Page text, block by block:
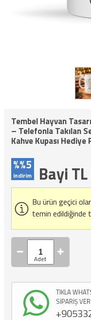
Tembel Hayvan
– Telefonla Takılan
Kahve Kupası Hediye
%%5
indirim Bayi TL
Bu ürün geçici
temin edildiğinde
TIKLA
SİPARİŞ VER